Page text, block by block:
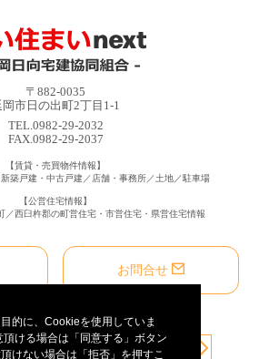
的に、Cookieを使用していま
ける場合は「同意する」ボタン
けない場合は「拒否」を押すこ
〒882-0035
岡市日の出町2丁目1-1
TEL.0982-29-2032
FAX.0982-29-2037
【賃貸・売買物件情報】
築戸建・中古戸建／店舗・事務所／土地／駐車場
【公営住宅情報】
／西臼杵郡の町営住宅・市営住宅・県営住宅情報
お問合せ